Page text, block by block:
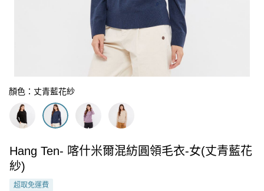
顏色：丈青藍花紗
Hang Ten- 喀什米爾混紡圓領毛衣-女(丈青藍花
紗)
超取免運費